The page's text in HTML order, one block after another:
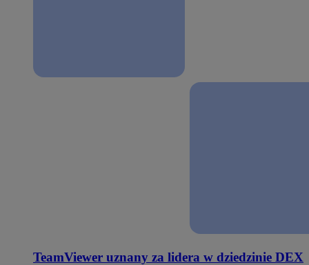
TeamViewer uznany za lidera w dziedzinie DEX